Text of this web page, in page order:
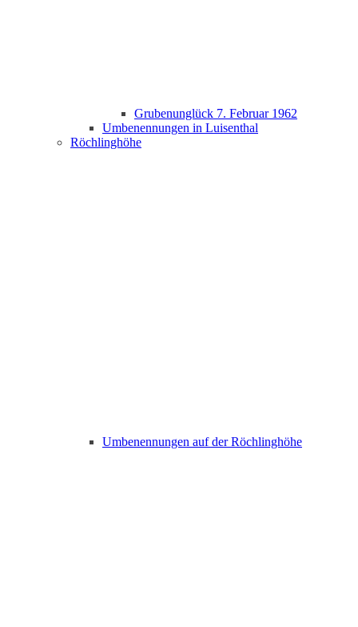
Grubenunglück 7. Februar 1962
Umbenennungen in Luisenthal
Röchlinghöhe
Umbenennungen auf der Röchlinghöhe